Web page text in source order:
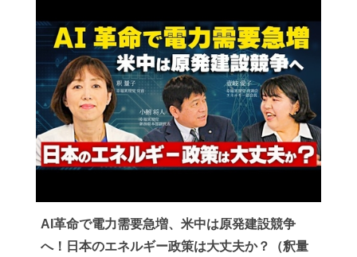
AI革命で電力需要急増、米中は原発建設競争
へ！日本のエネルギー政策は大丈夫か？（釈量